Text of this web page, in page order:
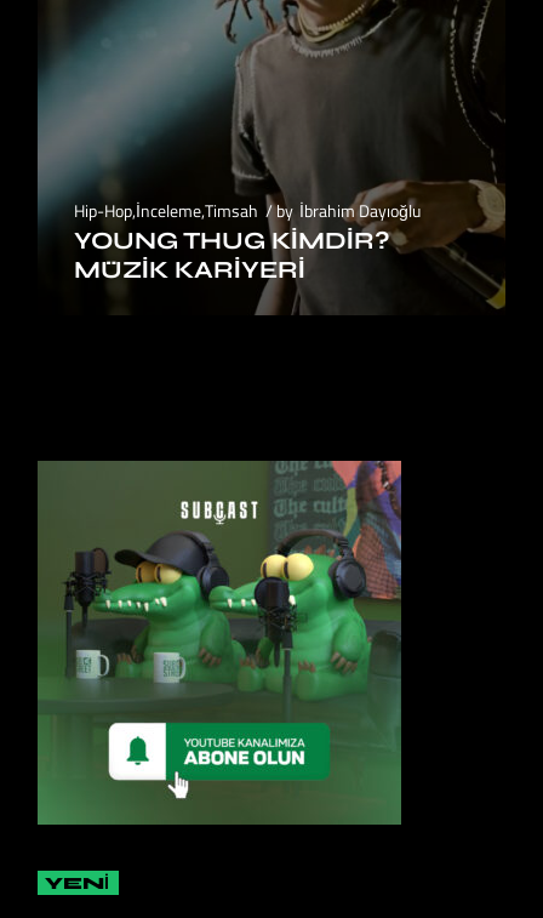
Hip-Hop,İnceleme,Timsah by İbrahim Dayıoğlu
YOUNG THUG KIMDIR?
MÜZIK KARIYERI
YENİ